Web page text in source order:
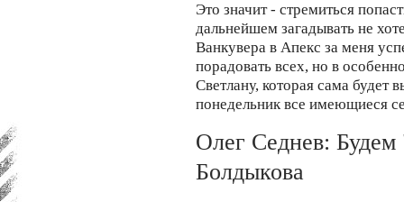
Это значит - стремиться
дальнейшем загадывать не
Ванкувера в Апекс за меня
порадовать всех, но в
Светлану, которая сама будет
понедельник все имеющиеся
Олег Седнев: Будем
Болдыкова